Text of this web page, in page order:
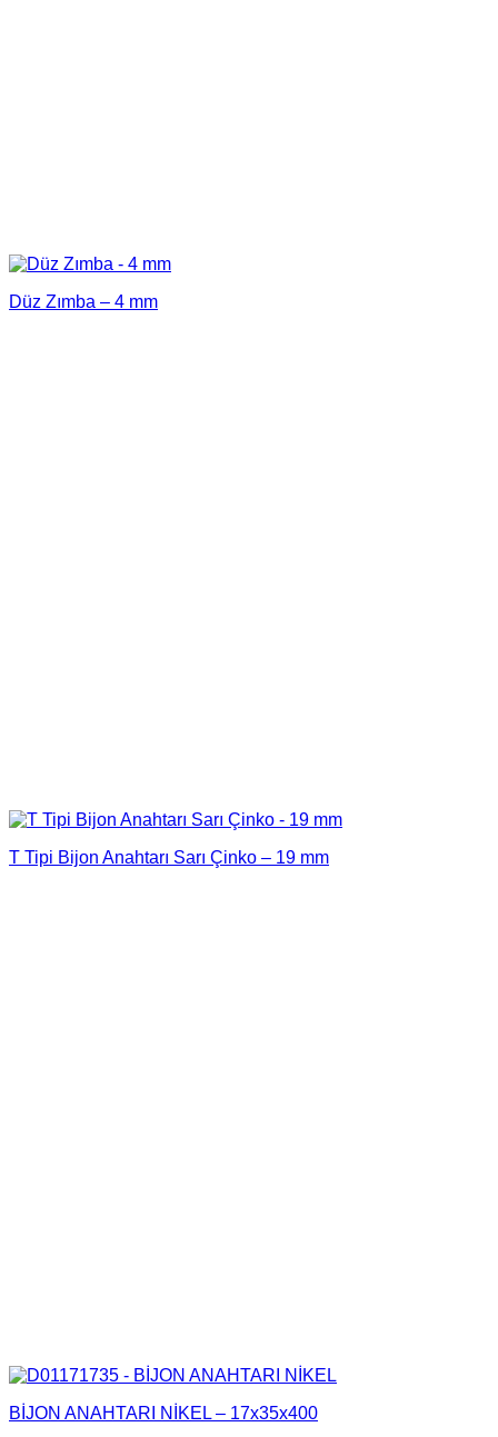
Düz Zımba – 4 mm
T Tipi Bijon Anahtarı Sarı Çinko – 19 mm
BİJON ANAHTARI NİKEL – 17x35x400